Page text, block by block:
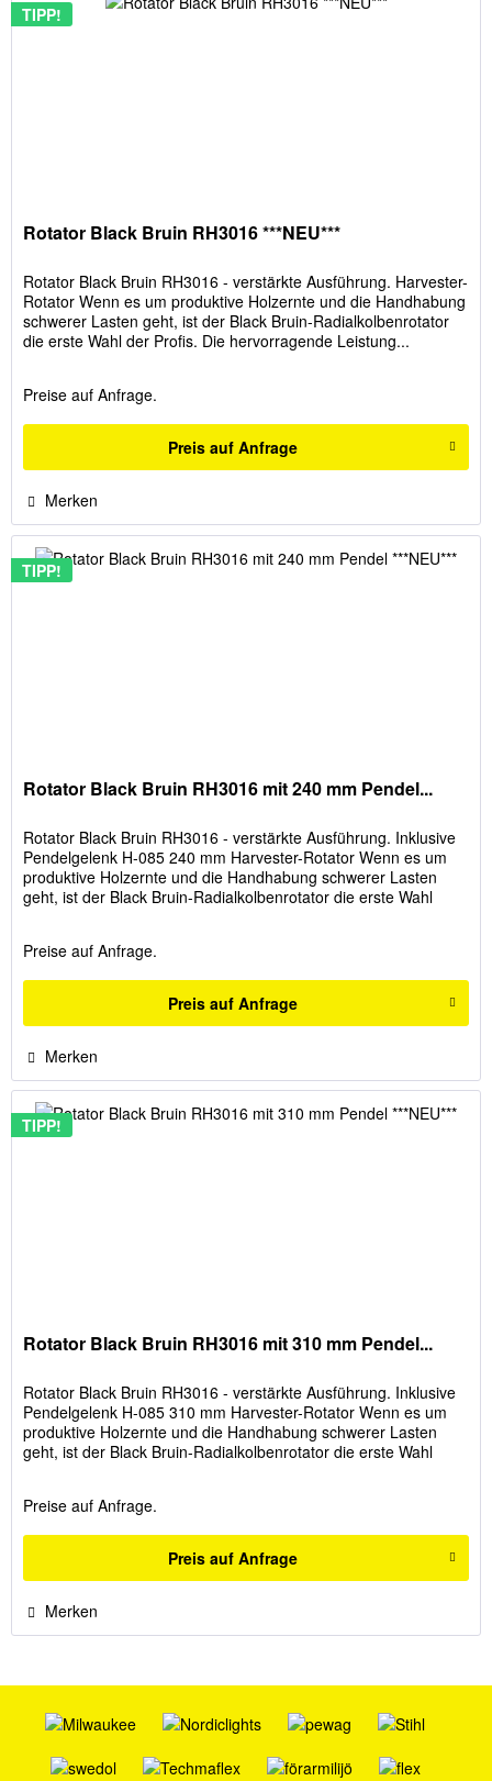
TIPP!
Rotator Black Bruin RH3016 ***NEU***
Rotator Black Bruin RH3016 - verstärkte Ausführung. Harvester-
Rotator Wenn es um produktive Holzernte und die Handhabung
schwerer Lasten geht, ist der Black Bruin-Radialkolbenrotator
die erste Wahl der Profis. Die hervorragende Leistung...
Preise auf Anfrage.
Preis auf Anfrage
Merken
TIPP!
Rotator Black Bruin RH3016 mit 240 mm Pendel...
Rotator Black Bruin RH3016 - verstärkte Ausführung. Inklusive
Pendelgelenk H-085 240 mm Harvester-Rotator Wenn es um
produktive Holzernte und die Handhabung schwerer Lasten
geht, ist der Black Bruin-Radialkolbenrotator die erste Wahl
Preise auf Anfrage.
Preis auf Anfrage
Merken
TIPP!
Rotator Black Bruin RH3016 mit 310 mm Pendel...
Rotator Black Bruin RH3016 - verstärkte Ausführung. Inklusive
Pendelgelenk H-085 310 mm Harvester-Rotator Wenn es um
produktive Holzernte und die Handhabung schwerer Lasten
geht, ist der Black Bruin-Radialkolbenrotator die erste Wahl
Preise auf Anfrage.
Preis auf Anfrage
Merken